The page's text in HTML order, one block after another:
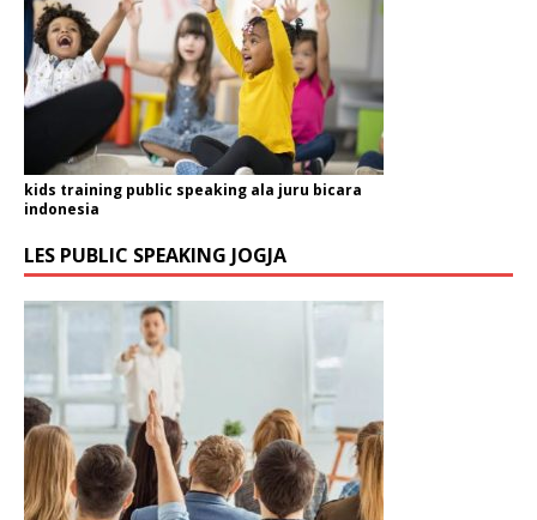
kids training public speaking ala juru bicara
indonesia
LES PUBLIC SPEAKING JOGJA